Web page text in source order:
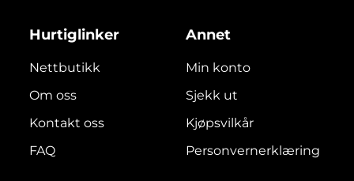
Hurtiglinker
Nettbutikk
Om oss
Kontakt oss
FAQ
Annet
Min konto
Sjekk ut
Kjøpsvilkår
Personvernerklæring